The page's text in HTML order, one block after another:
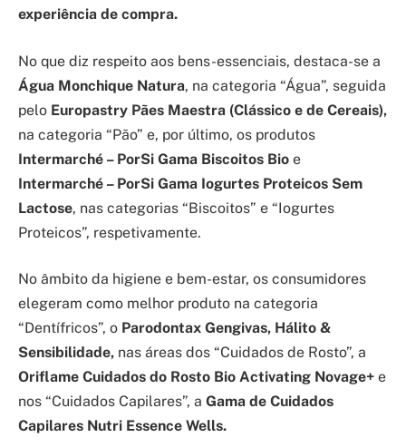
experiência de compra.
No que diz respeito aos bens-essenciais, destaca-se a
Água Monchique Natura, na categoria “Água”, seguida
pelo Europastry Pães Maestra (Clássico e de Cereais),
na categoria “Pão” e, por último, os produtos
Intermarché – PorSi Gama Biscoitos Bio e
Intermarché – PorSi Gama Iogurtes Proteicos Sem
Lactose, nas categorias “Biscoitos” e “Iogurtes
Proteicos”, respetivamente.
No âmbito da higiene e bem-estar, os consumidores
elegeram como melhor produto na categoria
“Dentífricos”, o Parodontax Gengivas, Hálito &
Sensibilidade, nas áreas dos “Cuidados de Rosto”, a
Oriflame Cuidados do Rosto Bio Activating Novage+ e
nos “Cuidados Capilares”, a Gama de Cuidados
Capilares Nutri Essence Wells.